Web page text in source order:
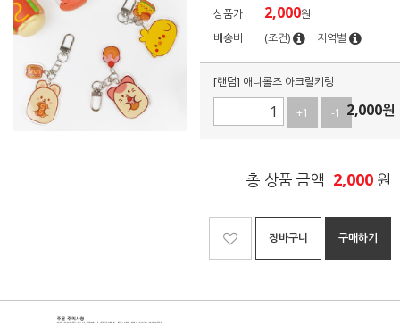
상품가 2,000원
배송비
(조건) 지역별
[랜덤] 애니롤즈 아크릴키링
+1 -1 2,000원
총 상품 금액 2,000 원
장바구니 구매하기